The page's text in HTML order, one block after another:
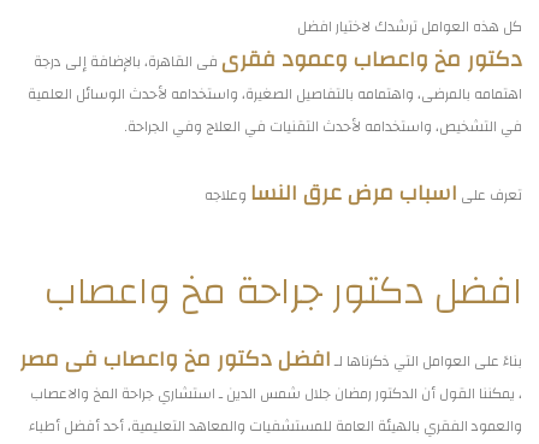
كل هذه العوامل ترشدك لاختيار افضل
دكتور مخ واعصاب وعمود فقرىفى القاهرة، بالإضافة إلى درجة
اهتمامه بالمرضى، واهتمامه بالتفاصيل الصغيرة، واستخدامه لأحدث الوسائل العلمية
في التشخيص، واستخدامه لأحدث التقنيات في العلاج وفي الجراحة.
تعرف على اسباب مرض عرق النسا وعلاجه
افضل دكتور جراحة مخ واعصاب
بناءً على العوامل التي ذكرناها لـافضل دكتور مخ واعصاب فى مصر
، يمكننا القول أن الدكتور رمضان جلال شمس الدين ـ استشاري جراحة المخ والاعصاب
والعمود الفقري بالهيئة العامة للمستشفيات والمعاهد التعليمية، أحد أفضل أطباء